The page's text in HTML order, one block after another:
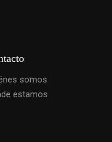
somos
estamos